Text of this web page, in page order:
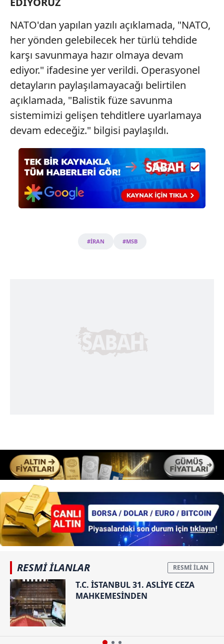
kılınması ve kişiselleştirilmesi ve sizlere yönelik
reklam/pazarlama faaliyetlerinin yapılması, amaçlarıyla
sınırlı olarak açık rızanız dahilinde kullanılacaktır.
Çerezlere ilişkin tercihlerinizi aşağıda yer alan panel
vasıtasıyla belirleyebilirsiniz. Çerezlere ilişkin detaylı bilgi
için Ayarlar butonuna tıklayabilir,Çerez Bilgilendirme
Metnimizi
6698 sayılı Kişisel Verilerin Korunması Kanunu uyarınca
ilgili mevzuata uygun olarak kullanılan çerezlerle ilgili bilgi
almak için lütfentıklayınız.
NATO'dan yapılan yazılı açıklamada, "NATO,
her yönden gelebilecek her türlü tehdide
karşı savunmaya hazır olmaya devam
ediyor." ifadesine yer verildi. Operasyonel
detayların paylaşılamayacağı belirtilen
açıklamada, "Balistik füze savunma
sistemimizi gelişen tehditlere uyarlamaya
devam edeceğiz." bilgisi paylaşıldı.
#İRAN #MSB
RESMİ İLANLAR
T.C. İSTANBUL 31. ASLİYE CEZA
MAHKEMESİNDEN